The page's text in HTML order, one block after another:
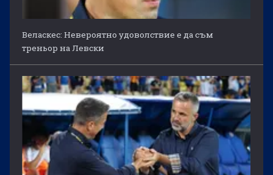
Веласкес: Невероятно удоволствие е да съм
треньор на Левски